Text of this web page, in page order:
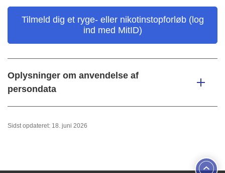
Tilmeld dig et ryge- eller nikotinstopforløb (log
ind med MitID)
Oplysninger om anvendelse af
persondata
Sidst opdateret: 18. juni 2026